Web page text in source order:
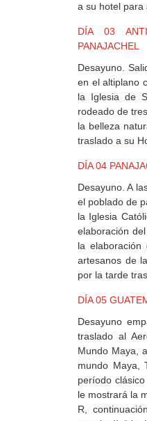
REGISTRO
a su hotel para
DÍA 03
PANAJACHEL
Desayuno.
en el altiplano
la Iglesia de
rodeado de
la belleza
traslado a su
DÍA 04
Desayuno. A
el poblado de
la Iglesia
elaboración
la
artesanos de
por la tarde
DÍA 05
Desayuno
traslado al
Mundo Maya,
mundo Maya,
período
le mostrará la
R,